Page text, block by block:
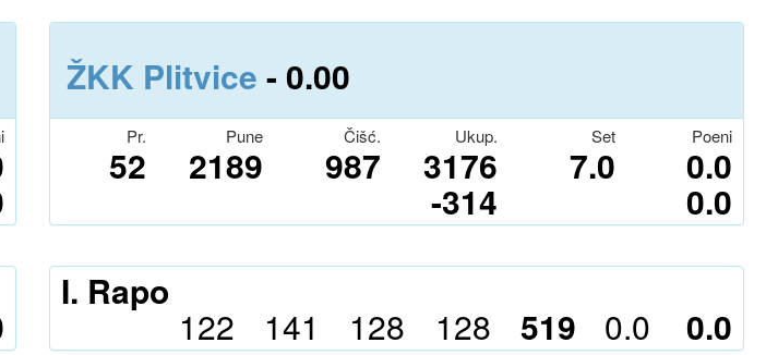
ŽKK Plitvice - 0.00
Pr. Pune Čišć. Ukup. Set Poeni
52 2189 987 3176
-314
7.0 0.0
0.0
I. Rapo
122 141 128 128 519 0.0 0.0